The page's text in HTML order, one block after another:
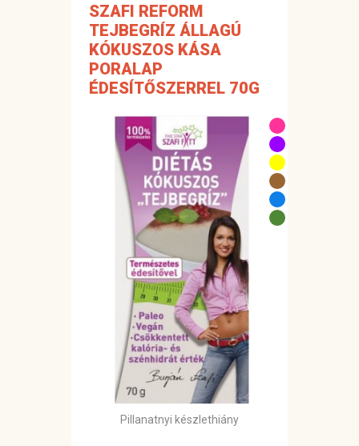
SZAFI REFORM
TEJBEGRÍZ ÁLLAGÚ
KÓKUSZOS KÁSA
PORALAP
ÉDESÍTŐSZERREL 70G
Pillanatnyi készlethiány